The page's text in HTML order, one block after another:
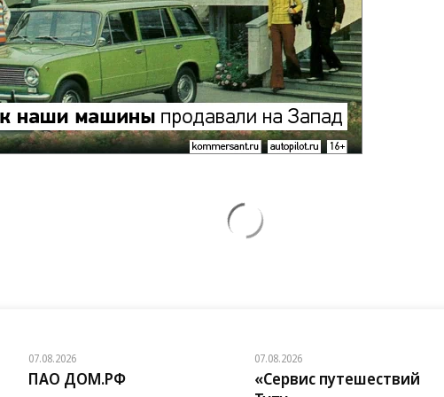
07.08.2026
ПАО ДОМ.РФ
07.08.2026
«Сервис путешествий